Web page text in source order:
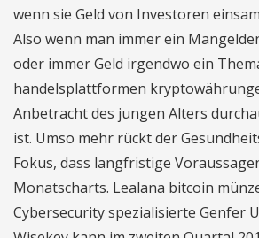
wenn sie Geld von Investoren
Also wenn man immer ein
oder immer Geld irgendwo ein
handelsplattformen
Anbetracht des jungen Alters
ist. Umso mehr rückt der
Fokus, dass langfristige
Monatscharts. Lealana bitcoin
Cybersecurity spezialisierte Genfer